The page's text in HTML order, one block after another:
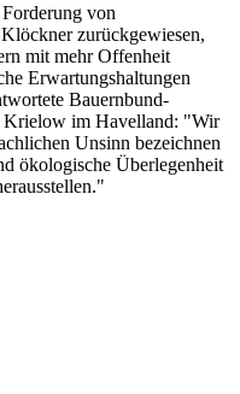
von
zurückgewiesen,
mit mehr Offenheit
Erwartungshaltungen
Bauernbund-
Krielow im Havelland: "Wir
Unsinn bezeichnen
ökologische Überlegenheit